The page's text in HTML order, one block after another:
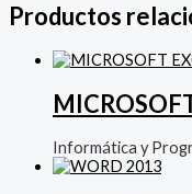
Productos
Informática y